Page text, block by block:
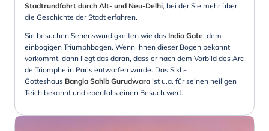
Stadtrundfahrt durch Alt- und Neu-Delhi, bei der Sie mehr über
die Geschichte der Stadt erfahren.
Sie besuchen Sehenswürdigkeiten wie das India Gate, dem
einbogigen Triumphbogen. Wenn Ihnen dieser Bogen bekannt
vorkommt, dann liegt das daran, dass er nach dem Vorbild des Arc
de Triomphe in Paris entworfen wurde. Das Sikh-
Gotteshaus Bangla Sahib Gurudwara ist u.a. für seinen heiligen
Teich bekannt und ebenfalls einen Besuch wert.